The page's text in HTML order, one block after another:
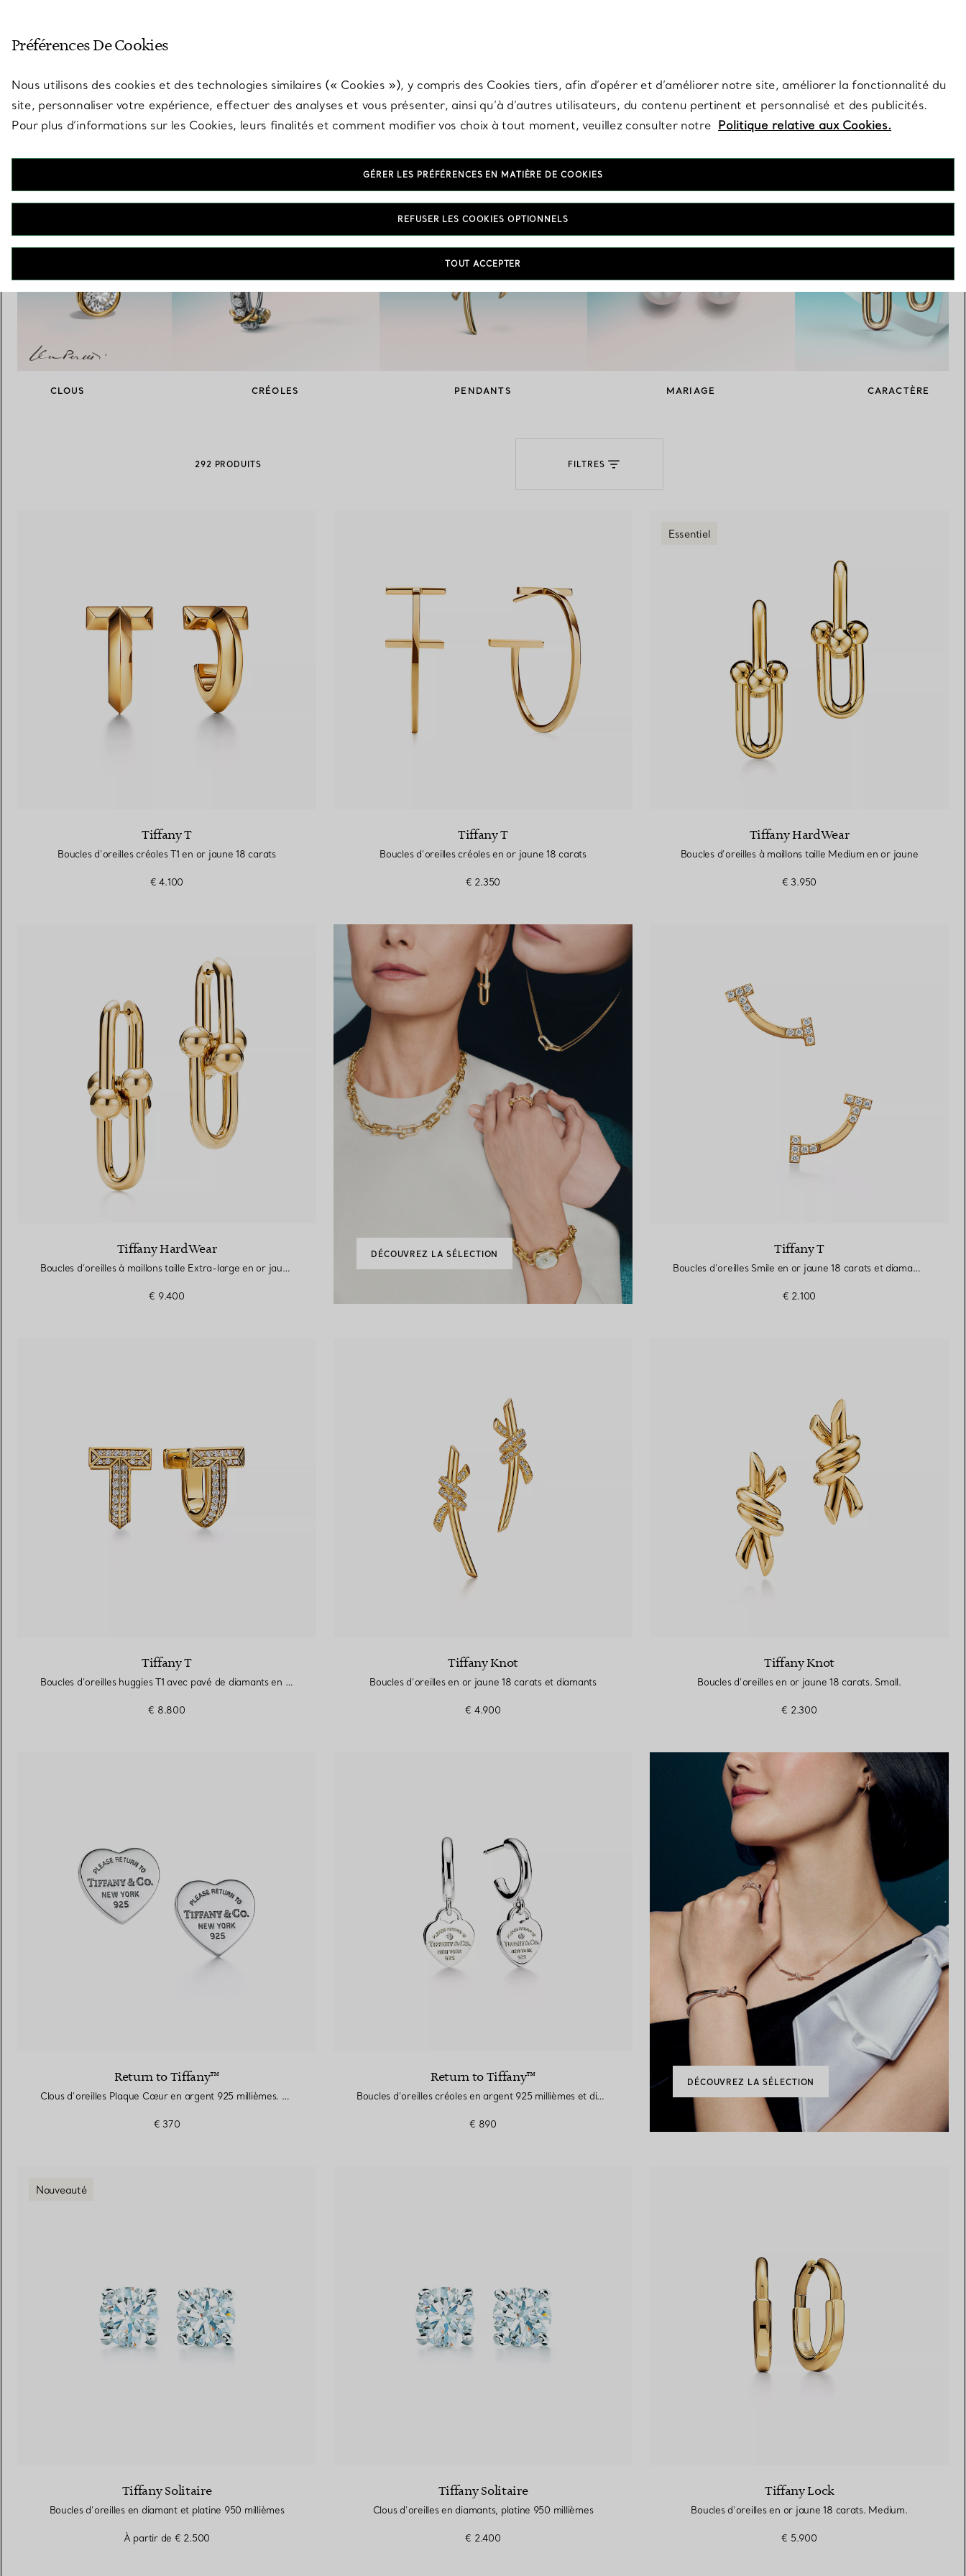
CLOUS CRÉOLES PENDANTS MARIAGE CARACTÈRE
292 PRODUITS FILTRES
Tiffany T
Boucles d’oreilles créoles T1 en or jaune 18 carats
€ 4.100
Tiffany T
Boucles d’oreilles créoles en or jaune 18 carats
€ 2.350
Essentiel
Tiffany HardWear
Boucles d’oreilles à maillons taille Medium en or jaune
€ 3.950
Tiffany HardWear
Boucles d’oreilles à maillons taille Extra-large en or jaune 18 carats
€ 9.400
DÉCOUVREZ LA SÉLECTION Tiffany T
Boucles d’oreilles Smile en or jaune 18 carats et diamants. Mini.
€ 2.100
Tiffany T
Boucles d’oreilles huggies T1 avec pavé de diamants en demi-cercle en or jaune 18 carats
€ 8.800
Tiffany Knot
Boucles d’oreilles en or jaune 18 carats et diamants
€ 4.900
Tiffany Knot
Boucles d’oreilles en or jaune 18 carats. Small.
€ 2.300
Return to Tiffany™
Clous d’oreilles Plaque Cœur en argent 925 millièmes. Mini.
€ 370
Return to Tiffany™
Boucles d’oreilles créoles en argent 925 millièmes et diamants. Mini
€ 890
DÉCOUVREZ LA SÉLECTION
Nouveauté
Tiffany Solitaire
Boucles d’oreilles en diamant et platine 950 millièmes
À partir de € 2.500
Tiffany Solitaire
Clous d’oreilles en diamants, platine 950 millièmes
€ 2.400
Tiffany Lock
Boucles d’oreilles en or jaune 18 carats. Medium.
€ 5.900
Préférences De Cookies
Nous utilisons des cookies et des technologies similaires (« Cookies »), y compris des Cookies tiers, afin d’opérer et d’améliorer notre site, améliorer la fonctionnalité du
site, personnaliser votre expérience, effectuer des analyses et vous présenter, ainsi qu’à d’autres utilisateurs, du contenu pertinent et personnalisé et des publicités.
Pour plus d’informations sur les Cookies, leurs finalités et comment modifier vos choix à tout moment, veuillez consulter notre Politique relative aux Cookies.
GÉRER LES PRÉFÉRENCES EN MATIÈRE DE COOKIES
REFUSER LES COOKIES OPTIONNELS
TOUT ACCEPTER